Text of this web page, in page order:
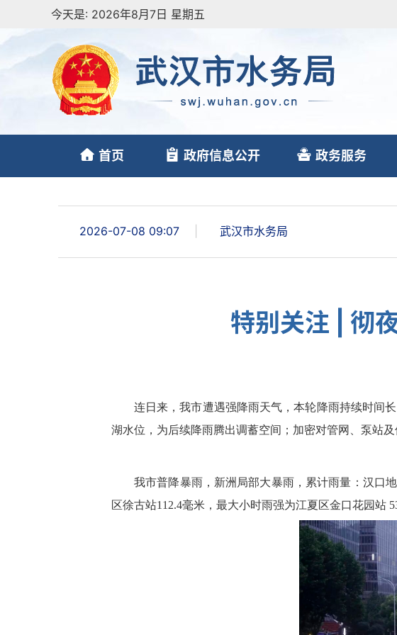
今天是: 2026年8月7日 星期五
首页 政府信息公开 政务服务
2026-07-08 09:07 武汉市水务局
特别关注 | 彻
连日来，我市遭遇强降雨天气，本轮降雨持续时间
湖水位，为后续降雨腾出调蓄空间；加密对管网、泵站
我市普降暴雨，新洲局部大暴雨，累计雨量：汉口
区徐古站112.4毫米，最大小时雨强为江夏区金口花园站